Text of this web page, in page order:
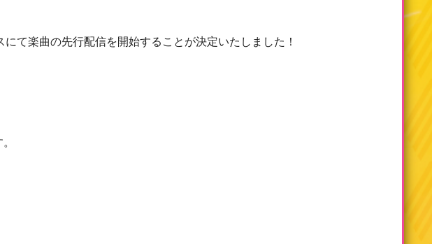
て楽曲の先行配信を開始することが決定いたしました！